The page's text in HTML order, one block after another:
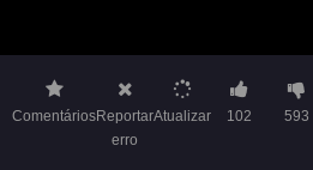
ComentáriosReportar
erro
Atualizar 102 593